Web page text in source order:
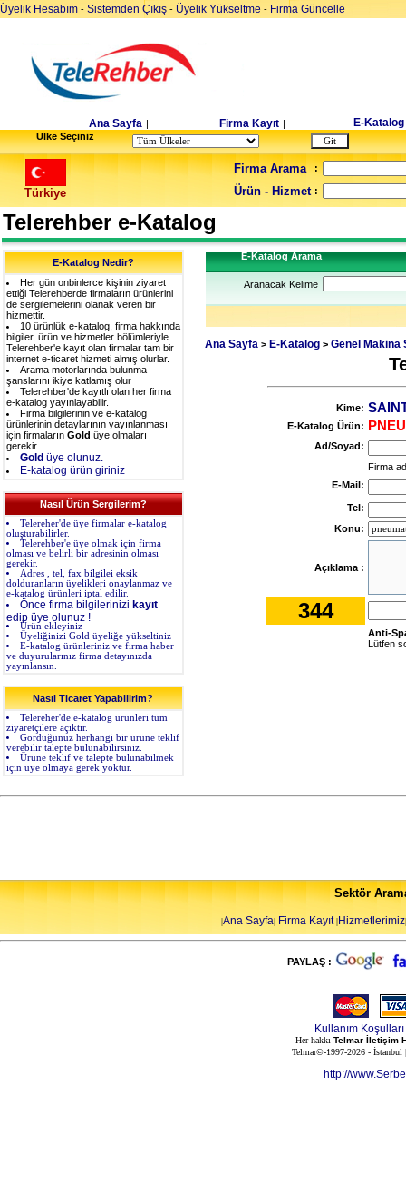
Üyelik Hesabım - Sistemden Çıkış - Üyelik Yükseltme - Firma Güncelle
Ana Sayfa | Firma Kayıt | E-Katalog
Ulke Seçiniz
Türkiye
Firma Arama :
Ürün - Hizmet :
Telerehber e-Katalog
E-Katalog Nedir?
Her gün onbinlerce kişinin ziyaret
ettiği Telerehberde firmaların ürünlerini
de sergilemelerini olanak veren bir
hizmettir.
10 ürünlük e-katalog, firma hakkında
bilgiler, ürün ve hizmetler bölümleriyle
Telerehber'e kayıt olan firmalar tam bir
internet e-ticaret hizmeti almış olurlar.
Arama motorlarında bulunma
şanslarını ikiye katlamış olur
Telerehber'de kayıtlı olan her firma
e-katalog yayınlayabilir.
Firma bilgilerinin ve e-katalog
ürünlerinin detaylarının yayınlanması
için firmaların Gold üye olmaları
gerekir.
Gold üye olunuz.
E-katalog ürün giriniz
Nasıl Ürün Sergilerim?
Telereher'de üye firmalar e-katalog
oluşturabilirler.
Telerehber'e üye olmak için firma
olması ve belirli bir adresinin olması
gerekir.
Adres , tel, fax bilgilei eksik
dolduranların üyelikleri onaylanmaz ve
e-katalog ürünleri iptal edilir.
Önce firma bilgilerinizi kayıt
edip üye olunuz !
Ürün ekleyiniz
Üyeliğinizi Gold üyeliğe yükseltiniz
E-katalog ürünleriniz ve firma haber
ve duyurularınız firma detayınızda
yayınlansın.
Nasıl Ticaret Yapabilirim?
Telereher'de e-katalog ürünleri tüm
ziyaretçilere açıktır.
Gördüğünüz herhangi bir ürüne teklif
verebilir talepte bulunabilirsiniz.
Ürüne teklif ve talepte bulunabilmek
için üye olmaya gerek yoktur.
E-Katalog Arama
Aranacak Kelime
Ana Sayfa > E-Katalog >Genel Makina
Kime:
E-Katalog Ürün:
Ad/Soyad:
Firma
E-Mail:
Tel:
Konu:
Açıklama :
344
Anti-
Lütfen
Sektör
|Ana Sayfa| Firma Kayıt|Hizmetlerimiz|
PAYLAŞ :
Kullanım Koşulları
Her hakkı Telmar İletişim
Telmar©-1997-2026 -
http://